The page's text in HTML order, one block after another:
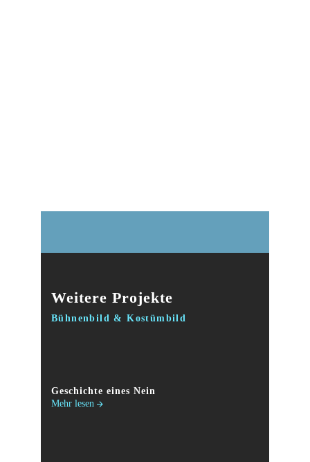
Weitere Projekte
Bühnenbild & Kostümbild
Geschichte eines Nein
Mehr lesen